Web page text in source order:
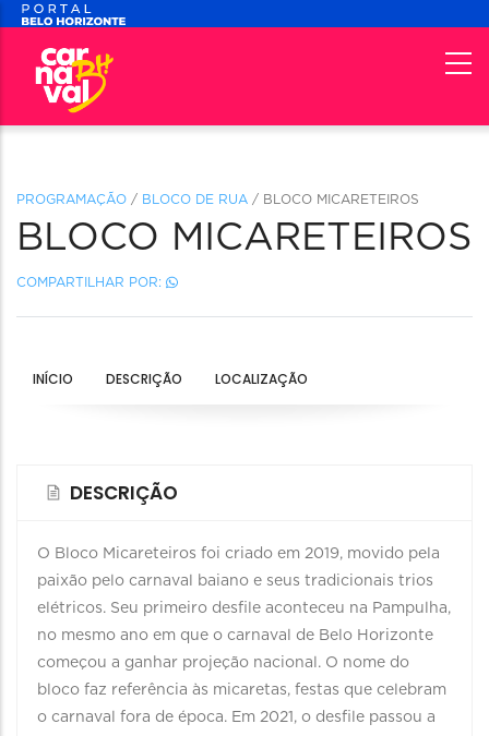
PROGRAMAÇÃO / BLOCO DE RUA / BLOCO MICARETEIROS
BLOCO MICARETEIROS
COMPARTILHAR POR:
INÍCIO DESCRIÇÃO LOCALIZAÇÃO
DESCRIÇÃO
O Bloco Micareteiros foi criado em 2019, movido pela
paixão pelo carnaval baiano e seus tradicionais trios
elétricos. Seu primeiro desfile aconteceu na Pampulha,
no mesmo ano em que o carnaval de Belo Horizonte
começou a ganhar projeção nacional. O nome do
bloco faz referência às micaretas, festas que celebram
o carnaval fora de época. Em 2021, o desfile passou a